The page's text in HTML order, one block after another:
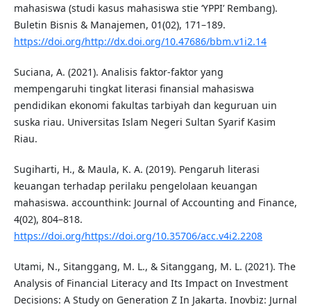
mahasiswa (studi kasus mahasiswa stie ‘YPPI’ Rembang).
Buletin Bisnis & Manajemen, 01(02), 171–189.
https://doi.org/http://dx.doi.org/10.47686/bbm.v1i2.14
Suciana, A. (2021). Analisis faktor-faktor yang
mempengaruhi tingkat literasi finansial mahasiswa
pendidikan ekonomi fakultas tarbiyah dan keguruan uin
suska riau. Universitas Islam Negeri Sultan Syarif Kasim
Riau.
Sugiharti, H., & Maula, K. A. (2019). Pengaruh literasi
keuangan terhadap perilaku pengelolaan keuangan
mahasiswa. accounthink: Journal of Accounting and Finance,
4(02), 804–818.
https://doi.org/https://doi.org/10.35706/acc.v4i2.2208
Utami, N., Sitanggang, M. L., & Sitanggang, M. L. (2021). The
Analysis of Financial Literacy and Its Impact on Investment
Decisions: A Study on Generation Z In Jakarta. Inovbiz: Jurnal